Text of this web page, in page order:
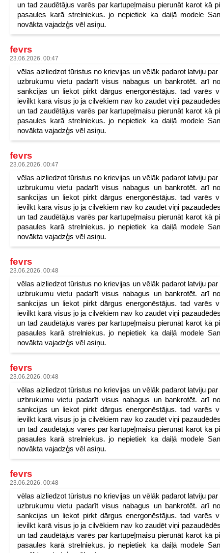
un tad zaudētājus varēs par kartupeļmaisu pierunāt karot kā
pasaules karā strelniekus. jo nepietiek ka daiļā modele
novākta vajadzģs vēl asiņu.
fevrs
23.06.2026. 00:47
vēlas aizliedzot tūristus no krievijas un vēlāk padarot latviju par
uzbrukumu vietu padarīt visus nabagus un bankrotēt. arī
sankcijas un liekot pirkt dārgus energonēstājus. tad varēs
ievilkt karā visus jo ja cilvēkiem nav ko zaudēt viņi
un tad zaudētājus varēs par kartupeļmaisu pierunāt karot kā
pasaules karā strelniekus. jo nepietiek ka daiļā modele
novākta vajadzģs vēl asiņu.
fevrs
23.06.2026. 00:47
vēlas aizliedzot tūristus no krievijas un vēlāk padarot latviju par
uzbrukumu vietu padarīt visus nabagus un bankrotēt. arī
sankcijas un liekot pirkt dārgus energonēstājus. tad varēs
ievilkt karā visus jo ja cilvēkiem nav ko zaudēt viņi
un tad zaudētājus varēs par kartupeļmaisu pierunāt karot kā
pasaules karā strelniekus. jo nepietiek ka daiļā modele
novākta vajadzģs vēl asiņu.
fevrs
23.06.2026. 00:48
vēlas aizliedzot tūristus no krievijas un vēlāk padarot latviju par
uzbrukumu vietu padarīt visus nabagus un bankrotēt. arī
sankcijas un liekot pirkt dārgus energonēstājus. tad varēs
ievilkt karā visus jo ja cilvēkiem nav ko zaudēt viņi
un tad zaudētājus varēs par kartupeļmaisu pierunāt karot kā
pasaules karā strelniekus. jo nepietiek ka daiļā modele
novākta vajadzģs vēl asiņu.
fevrs
23.06.2026. 00:48
vēlas aizliedzot tūristus no krievijas un vēlāk padarot latviju par
uzbrukumu vietu padarīt visus nabagus un bankrotēt. arī
sankcijas un liekot pirkt dārgus energonēstājus. tad varēs
ievilkt karā visus jo ja cilvēkiem nav ko zaudēt viņi
un tad zaudētājus varēs par kartupeļmaisu pierunāt karot kā
pasaules karā strelniekus. jo nepietiek ka daiļā modele
novākta vajadzģs vēl asiņu.
fevrs
23.06.2026. 00:48
vēlas aizliedzot tūristus no krievijas un vēlāk padarot latviju par
uzbrukumu vietu padarīt visus nabagus un bankrotēt. arī
sankcijas un liekot pirkt dārgus energonēstājus. tad varēs
ievilkt karā visus jo ja cilvēkiem nav ko zaudēt viņi
un tad zaudētājus varēs par kartupeļmaisu pierunāt karot kā
pasaules karā strelniekus. jo nepietiek ka daiļā modele